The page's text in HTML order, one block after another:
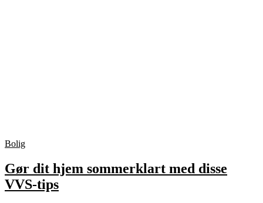
Bolig
Gør dit hjem sommerklart med disse
VVS-tips